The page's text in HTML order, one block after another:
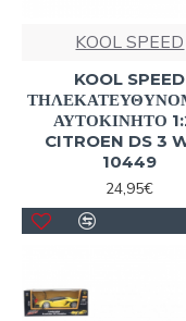
KOOL SPEED
KOOL SPEED
ΑΥΤΟΚΙΝΗΤΟ
CITROEN DS 3
10449
24,95€